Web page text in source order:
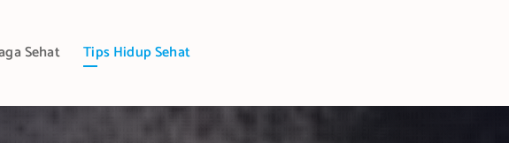
Sehat Tips Hidup Sehat